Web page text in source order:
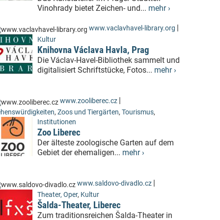
Vinohrady bietet Zeichen- und... mehr ›
www.vaclavhavel-library.org |
Kultur
Knihovna Václava Havla, Prag
Die Václav-Havel-Bibliothek sammelt und
digitalisiert Schriftstücke, Fotos... mehr ›
www.zooliberec.cz |
, Zoos und Tiergärten, Tourismus,
Institutionen
Zoo Liberec
Der älteste zoologische Garten auf dem
Gebiet der ehemaligen... mehr ›
www.saldovo-divadlo.cz |
Theater, Oper, Kultur
Šalda-Theater, Liberec
Zum traditionsreichen Šalda-Theater in